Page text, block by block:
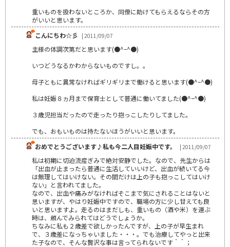
重いものを扱わないところか、同僚に助けてもらえるならその方
がいいと思います。
こんにちわ☆彡 | 2011/09/07
主様の体調次第だと思います(●^ｰ^●)
いつどうなるかわからないものですし。。
母子ともに異常なければギリギリまで働けると思います(●^ｰ^●)
私は妊娠８ヵ月まで保育士として普通に働いてました(●^ｰ^●)
３歳児担当だったので走ったり抱っこしたりしてました。
でも、おもいものは持たないほうがいいと思います。
おめでとうございます♪私も今二人目妊娠中です。
| 2011/09/07
私は初期に切迫流産ぎみで絶対安静でした。なので、先生からは
「出血が止まったら普通に生活していいけど、出血が続いてる今
は無理してはいけない。その間だけは上の子も抱っこしてはいけ
ない」と言われてました。
なので、出血や痛みがなければそこまで気にされることはないと
思いますが、やはり妊娠中ですので、職場の方に少し甘えても良
いと思いますよ。走るのはまだしも、重いもの（酒や米）を運ぶ
時は、頼んでみられてはどうでしょうか。
ちなみに私も２歳差で欲しかったんですが、上の子が早生まれ
で、３歳差になっちゃいました・・・。でも治療してやっと出来
た子なので、そんな贅沢な事は言ってられないです＾＾；